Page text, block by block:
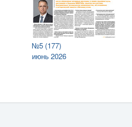
№5 (177)
июнь 2026